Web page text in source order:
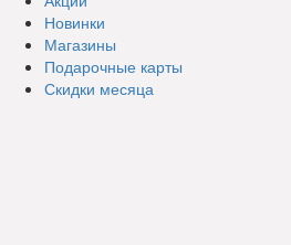
Новинки
Магазины
Подарочные карты
Скидки месяца